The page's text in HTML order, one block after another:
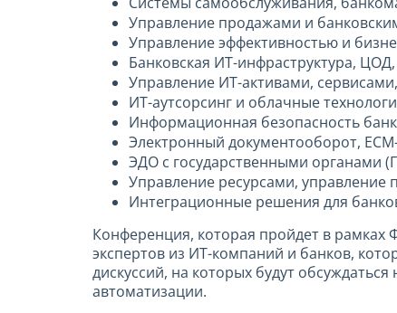
Управление продажами и
Управление эффективностью и
Банковская ИТ-инфраструктура,
Управление ИТ-активами,
ИТ-аутсорсинг и облачные
Информационная безопасность
Электронный документооборот,
ЭДО с государственными
Управление ресурсами, управление
Интеграционные решения для
Конференция, которая пройдет в рамках
экспертов из ИТ-компаний и банков,
дискуссий, на которых будут
автоматизации.